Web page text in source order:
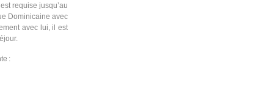
requise jusqu’au
Dominicaine avec
avec lui, il est
: